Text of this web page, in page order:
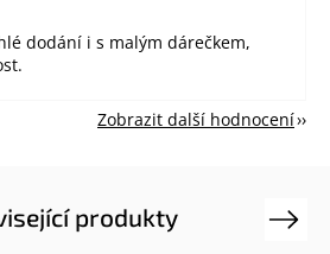
dodání i s malým dárečkem,
Zobrazit další hodnocení
produkty Next